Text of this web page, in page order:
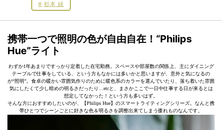
杉本 緑
携帯一つで照明の色が自由自在！“Philips
Hue”ライト
わずか1年あまりですっかり定着した在宅勤務。スペースや部屋数の関係上、主にダイニング
テーブルで仕事をしている、という方もなかには多いかと思いますが、意外と気になるの
が“照明”。食卓の暖かい雰囲気作りのために暖色系のカラーを選んでいたり、落ち着いた雰囲
気にしたくて少し暗めの明るさだったり…etcと、まさかここで一日中仕事する日が来るとは
想定してなかった！という方も多いはず。
そんな方におすすめしたいのが、【Philips Hue】のスマートライティングシリーズ。なんと携
帯ひとつでシーンごとに好きな色＆明るさを調整出来てしまう優れものなんです。